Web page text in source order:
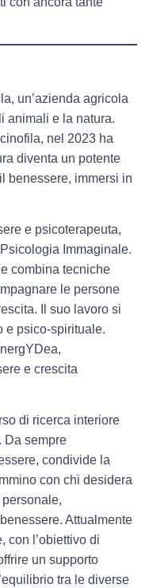
un’azienda agricola
animali e la natura.
nel 2023 ha
diventa un potente
benessere, immersi in
e psicoterapeuta,
Immaginale.
combina tecniche
le persone
Il suo lavoro si
e psico-spirituale.
e crescita
di ricerca interiore
Da sempre
condivide la
con chi desidera
Attualmente
con l’obiettivo di
un supporto
tra le diverse